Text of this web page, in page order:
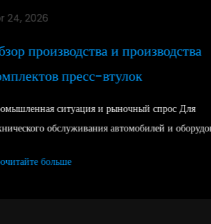
и производства
втулок
и рыночный спрос Для
автомобилей и оборудовани...